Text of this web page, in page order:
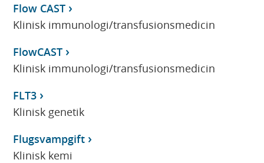
Flow CAST
Klinisk immunologi/transfusionsmedicin
FlowCAST
Klinisk immunologi/transfusionsmedicin
FLT3
Klinisk genetik
Flugsvampgift
Klinisk kemi